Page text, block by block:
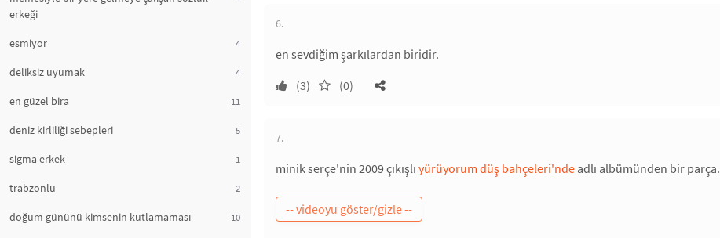
erkeği
esmiyor 4
deliksiz uyumak 4
en güzel bira 11
deniz kirliliği sebepleri 5
sigma erkek 1
trabzonlu 2
doğum gününü kimsenin kutlamaması 10
6.
en sevdiğim şarkılardan biridir.
(3)
(0)
7.
minik serçe'nin 2009 çıkışlı yürüyorum düş bahçeleri'nde adlı albümünden bir parça.